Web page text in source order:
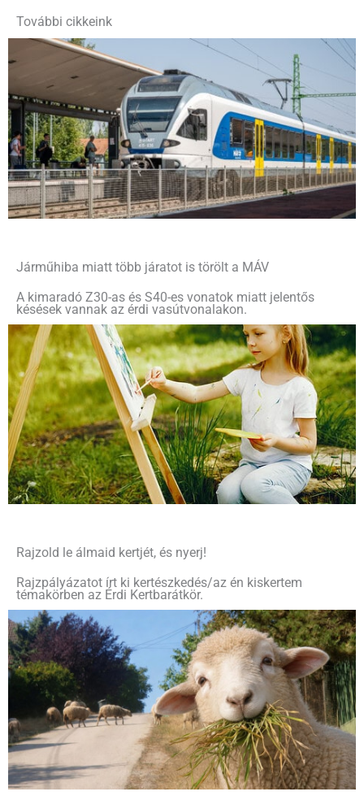
További cikkeink
Járműhiba miatt több járatot is törölt a MÁV
A kimaradó Z30-as és S40-es vonatok miatt jelentős
késések vannak az érdi vasútvonalakon.
Rajzold le álmaid kertjét, és nyerj!
Rajzpályázatot írt ki kertészkedés/az én kiskertem
témakörben az Érdi Kertbarátkör.